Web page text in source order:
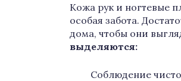
Кожа рук и ногтевые
особая забота.
дома, чтобы они
выделяются:
Соблюдение